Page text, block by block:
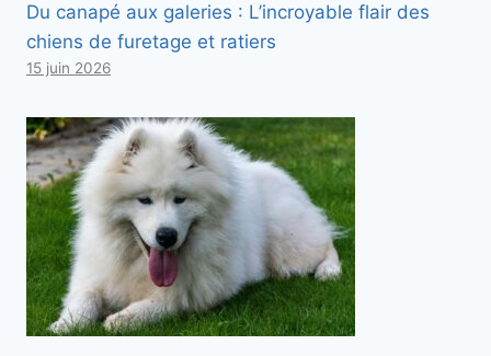
Du canapé aux galeries : L’incroyable flair des
chiens de furetage et ratiers
15 juin 2026